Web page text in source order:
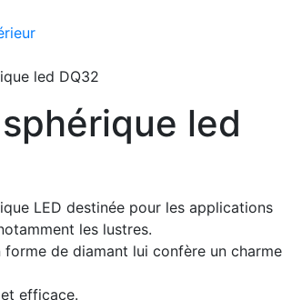
led DQ32
led
LED destinée pour les applications
les lustres.
forme de diamant lui confère un charme
efficace.